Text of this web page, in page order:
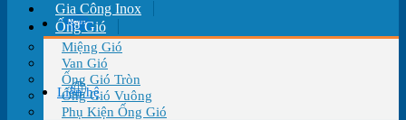
Tin tức
Liên hệ
Gia Công Inox
Ống Gió
Miệng Gió
Van Gió
Ống Gió Tròn
Ống Gió Vuông
Phụ Kiện Ống Gió